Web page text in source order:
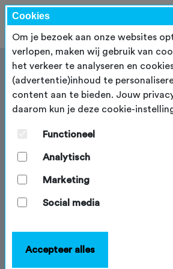
De
De introducéverzekering geeft je
mogelijkheid om potentiële leden
potentieel nieuw lid bij jullie
wil meefietsen tijdens jullie
voor hem of haar dan gratis de
Cookies
Om je bezoek aan onze websites
verlopen, maken wij gebruik van
het verkeer te analyseren en
(advertentie)inhoud te
content aan te bieden. Jouw
daarom kun je deze cookie-
Functioneel
Analytisch
Marketing
Social media
Accepteer alles